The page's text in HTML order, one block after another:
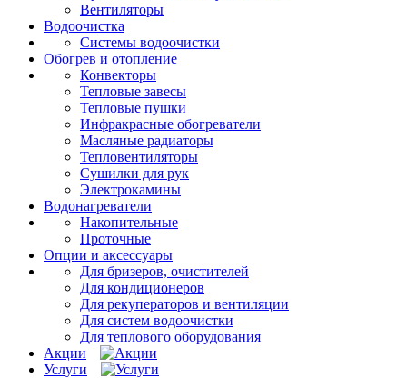
Вентиляторы
Водоочистка
Системы водоочистки
Обогрев и отопление
Конвекторы
Тепловые завесы
Тепловые пушки
Инфракрасные обогреватели
Масляные радиаторы
Тепловентиляторы
Сушилки для рук
Электрокамины
Водонагреватели
Накопительные
Проточные
Опции и аксессуары
Для бризеров, очистителей
Для кондиционеров
Для рекуператоров и вентиляции
Для систем водоочистки
Для теплового оборудования
Акции
Услуги